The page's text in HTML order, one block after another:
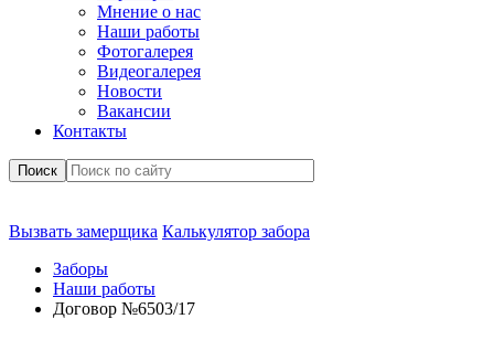
Мнение о нас
Наши работы
Фотогалерея
Видеогалерея
Новости
Вакансии
Контакты
Поиск
Вызвать замерщика Калькулятор забора
Заборы
Наши работы
Договор №6503/17